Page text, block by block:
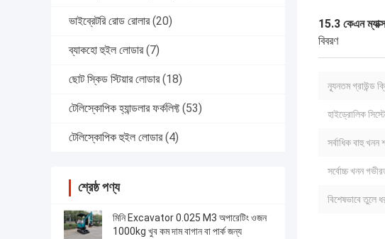
ভাইব্রেটরি রোড রোলার (20)
ব্যাকহো হুইল লোডার (7)
ছোট স্কিড স্টিয়ার লোডার (18)
টেলিস্কোপিক হ্যান্ডলার ফর্কলিফ্ট (53)
টেলিস্কোপিক হুইল লোডার (4)
শ্রেষ্ঠ পণ্য
মিনি Excavator 0.025 M3 অপারেটিং ওজন
1000kg খুব কম দাম বাগান বা পার্ক জন্য
15.3 কেএন
বিবরণ
ন্যূনতম গ্রাউন্ড
হাইড্রোলিক
সর্বাধিক বাহু খনন
সর্বোচ্চ খনন
বিশেষভাবে তুলে